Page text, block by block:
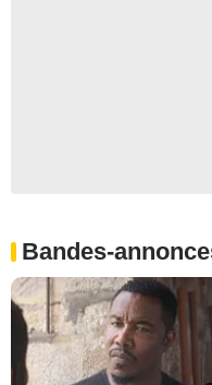
Bandes-